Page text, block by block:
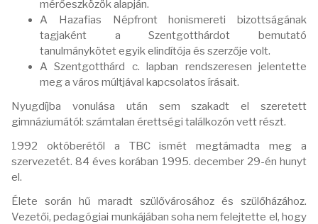
mérőeszközök alapján.
A Hazafias Népfront honismereti bizottságának
tagjaként a Szentgotthárdot bemutató
tanulmánykötet egyik elindítója és szerzője volt.
A Szentgotthárd c. lapban rendszeresen jelentette
meg a város múltjával kapcsolatos írásait.
Nyugdíjba vonulása után sem szakadt el szeretett
gimnáziumától: számtalan érettségi találkozón vett részt.
1992 októberétől a TBC ismét megtámadta meg a
szervezetét. 84 éves korában 1995. december 29-én hunyt
el.
Élete során hű maradt szülővárosához és szülőházához.
Vezetői, pedagógiai munkájában soha nem felejtette el, hogy